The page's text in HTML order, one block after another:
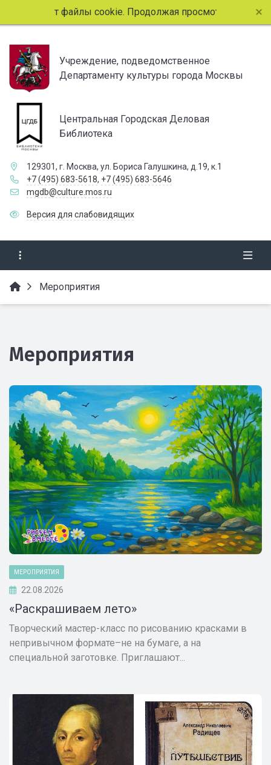
файлы cookie. Продолжая просмотр страниц сайта,
Учреждение, подведомственное
Департаменту культуры города Москвы
Центральная Городская Деловая
Библиотека
129301, г. Москва, ул. Бориса Галушкина, д.19, к.1
+7 (495) 683-5618, +7 (495) 683-5646
mgdb@culture.mos.ru
Версия для слабовидящих
Мероприятия
Мероприятия
МЕРОПРИЯТИЯ
22.08.2026
«Раскрашиваем лето»
Творческий мастер-класс по рисованию красками в
непривычном формате–не на бумаге, а на
специальной заготовке. Приглашают...